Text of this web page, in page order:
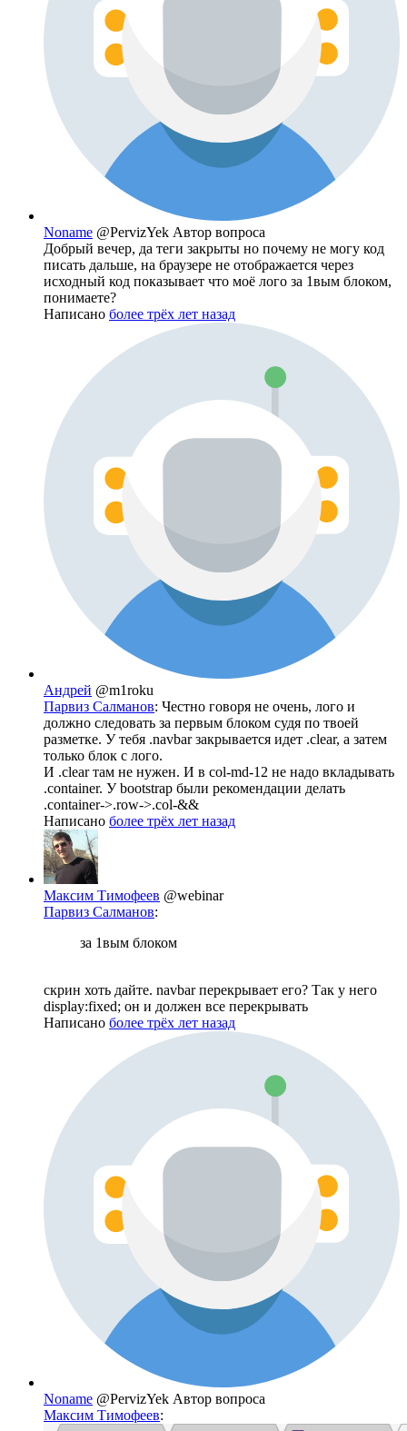
Noname @PervizYek Автор вопроса
Добрый вечер, да теги закрыты но почему не могу код
писать дальше, на браузере не отображается через
исходный код показывает что моё лого за 1вым блоком,
понимаете?
Написано более трёх лет назад
Андрей @m1roku
Парвиз Салманов: Честно говоря не очень, лого и
должно следовать за первым блоком судя по твоей
разметке. У тебя .navbar закрывается идет .clear, а затем
только блок с лого.
И .clear там не нужен. И в col-md-12 не надо вкладывать
.container. У bootstrap были рекомендации делать
.container->.row->.col-&&
Написано более трёх лет назад
Максим Тимофеев @webinar
Парвиз Салманов:
за 1вым блоком
скрин хоть дайте. navbar перекрывает его? Так у него
display:fixed; он и должен все перекрывать
Написано более трёх лет назад
Noname @PervizYek Автор вопроса
Максим Тимофеев: